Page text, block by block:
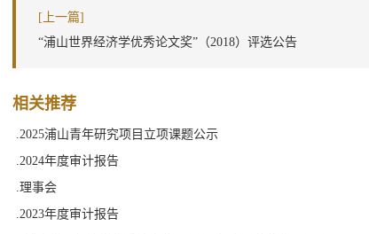
[上一篇]
“浦山世界经济学优秀论文奖”（2018）评选公告
相关推荐
.2025浦山青年研究项目立项课题公示
.2024年度审计报告
.理事会
.2023年度审计报告